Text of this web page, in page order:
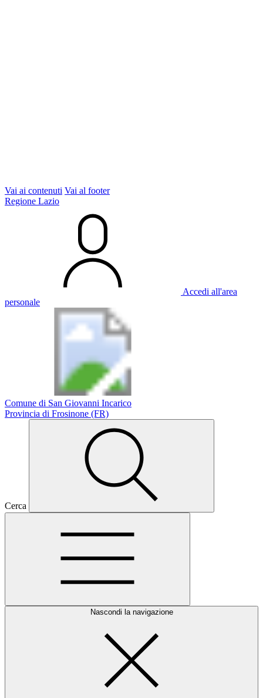
Vai ai contenuti Vai al footer
Regione Lazio
Accedi all'area
personale
Comune di San Giovanni Incarico
Provincia di Frosinone (FR)
Cerca
Nascondi la navigazione